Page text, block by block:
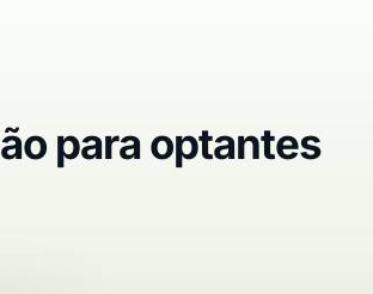
para optantes